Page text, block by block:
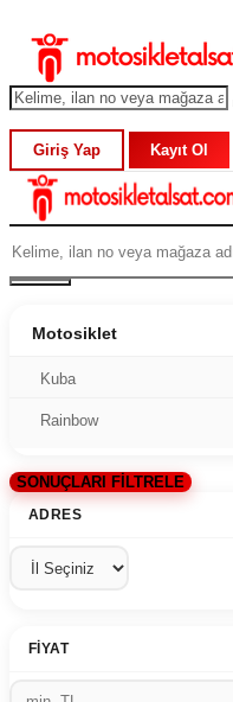
Giriş Yap Kayıt Ol
Motosiklet
Kuba
Rainbow
SONUÇLARI FİLTRELE
ADRES
FIYAT